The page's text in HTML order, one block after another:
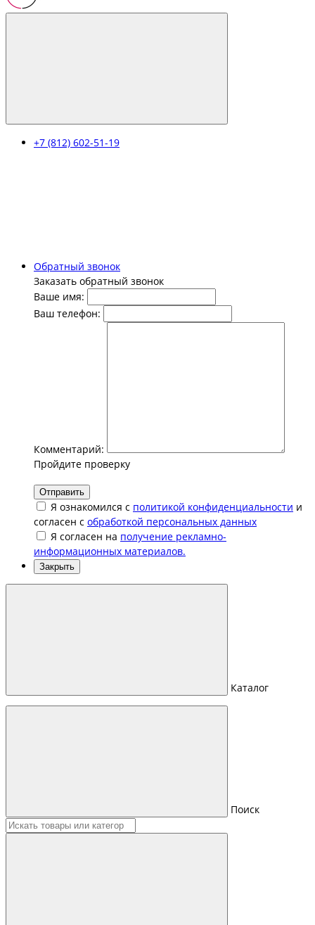
+7 (812) 602-51-19
Обратный звонок
Заказать обратный звонок
Ваше имя:
Ваш телефон:
Комментарий:
Пройдите проверку
Отправить
Я ознакомился с политикой конфиденциальности и
согласен с обработкой персональных данных
Я согласен на получение рекламно-
информационных материалов.
Закрыть
Каталог
Поиск